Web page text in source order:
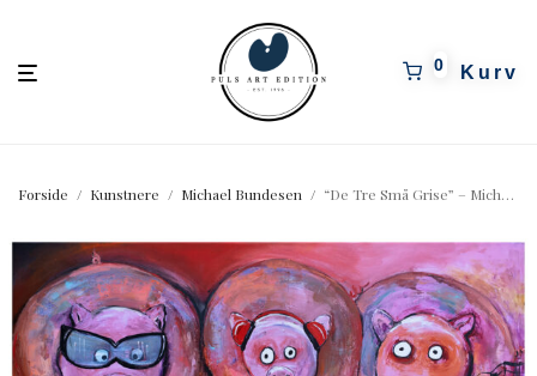
0
Forside / Kunstnere / Michael Bundesen / “De Tre Små Grise” – Michael Bundesen